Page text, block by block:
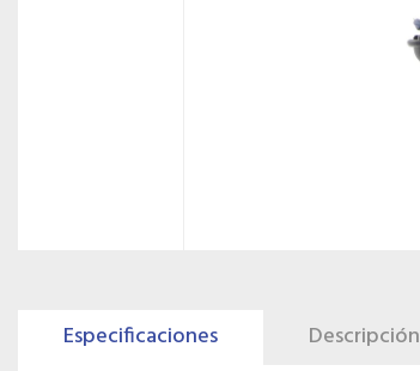
Especificaciones Descripción